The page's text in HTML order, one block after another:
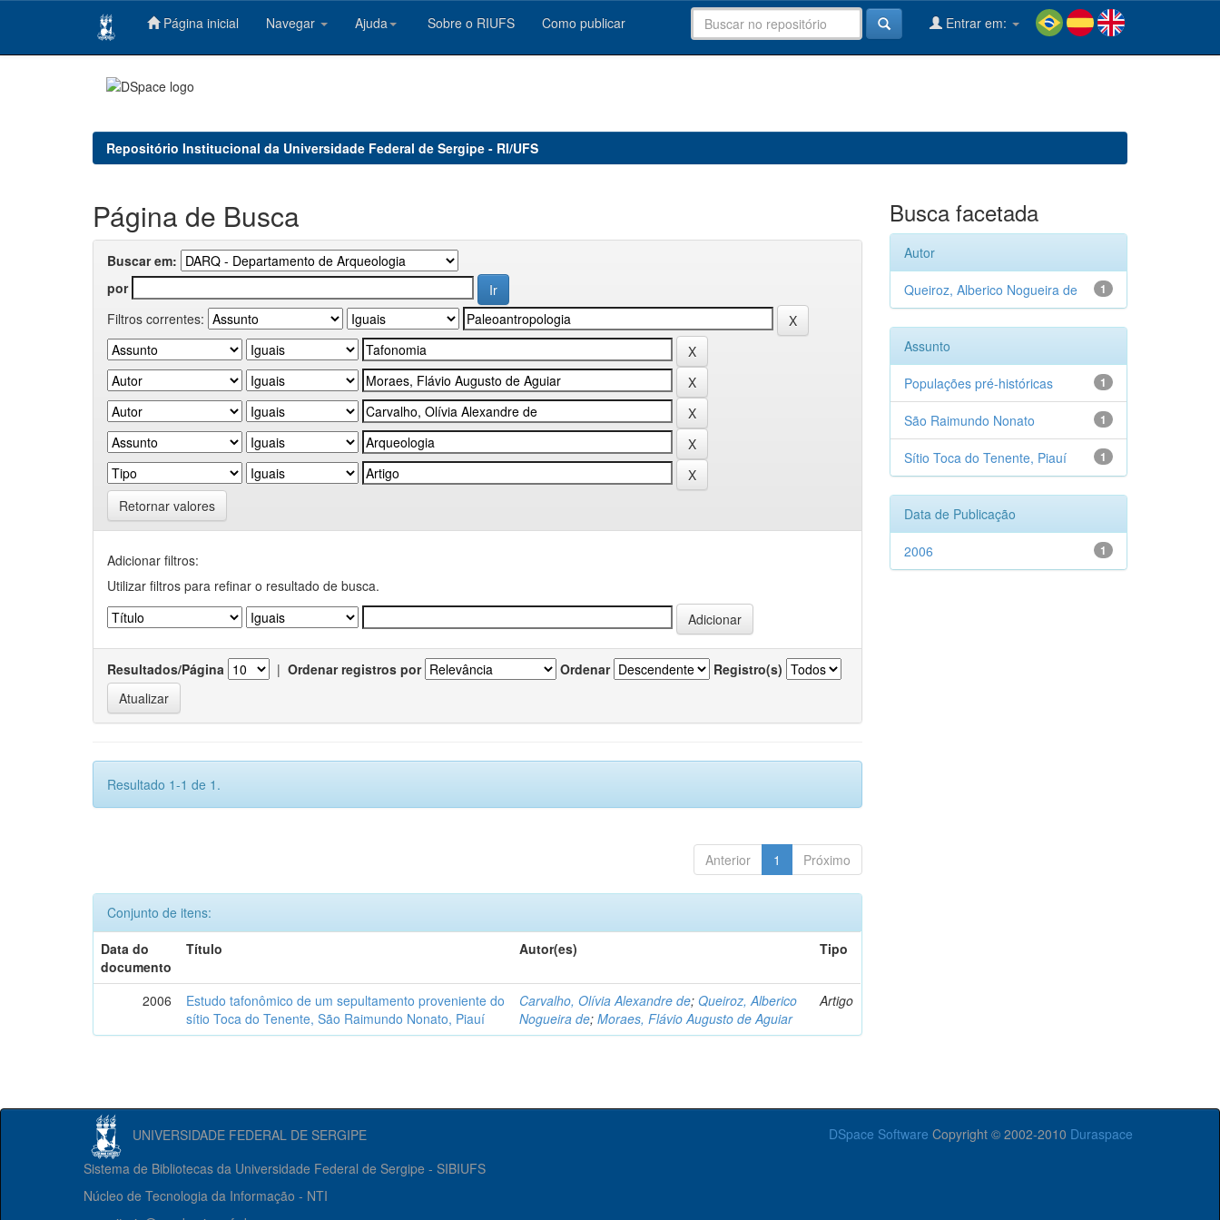
Página inicial Navegar Ajuda Sobre o RIUFS Como publicar Entrar em:
Repositório Institucional da Universidade Federal de Sergipe - RI/UFS
Página de Busca
Buscar em:
por
Filtros correntes:
Retornar valores
Adicionar filtros:
Utilizar filtros para refinar o resultado de busca.
Resultados/Página | Ordenar registros por Ordenar Registro(s)
Resultado 1-1 de 1.
Anterior 1 Próximo
Conjunto de itens:
Data do
documento
Título Autor(es) Tipo
2006
Estudo tafonômico de um sepultamento proveniente do
sítio Toca do Tenente, São Raimundo Nonato, Piauí
Carvalho, Olívia Alexandre de;Queiroz, Alberico
Nogueira de;Moraes, Flávio Augusto de Aguiar
Artigo
Busca facetada
Autor
1
Queiroz, Alberico Nogueira de
Assunto
1
Populações pré-históricas
1
São Raimundo Nonato
1
Sítio Toca do Tenente, Piauí
Data de Publicação
1
2006
UNIVERSIDADE FEDERAL DE SERGIPE DSpace Software Copyright © 2002-2010 Duraspace
Sistema de Bibliotecas da Universidade Federal de Sergipe - SIBIUFS
Núcleo de Tecnologia da Informação - NTI